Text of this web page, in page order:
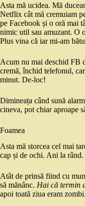
Asta mă ucidea. Mă
Netflix cât mă cremuiam
pe Facebook și o oră mai
nimic util sau amuzant. O
Plus vina că iar mi-am
Acum nu mai deschid FB
cremă, închid telefonul,
minut. De-loc!
Dimineața când sună
cineva, pot chiar aproape
Foamea
Asta mă storcea cel mai
cap și de ochi. Ani la rând.
Atât de prinsă fiind cu
să mănânc. Hai că termin
apoi toată ziua eram zombi.